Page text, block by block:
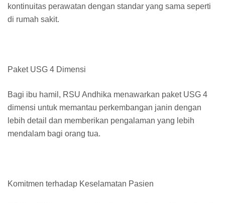
kontinuitas perawatan dengan standar yang sama seperti
di rumah sakit.
Paket USG 4 Dimensi
Bagi ibu hamil, RSU Andhika menawarkan paket USG 4
dimensi untuk memantau perkembangan janin dengan
lebih detail dan memberikan pengalaman yang lebih
mendalam bagi orang tua.
Komitmen terhadap Keselamatan Pasien